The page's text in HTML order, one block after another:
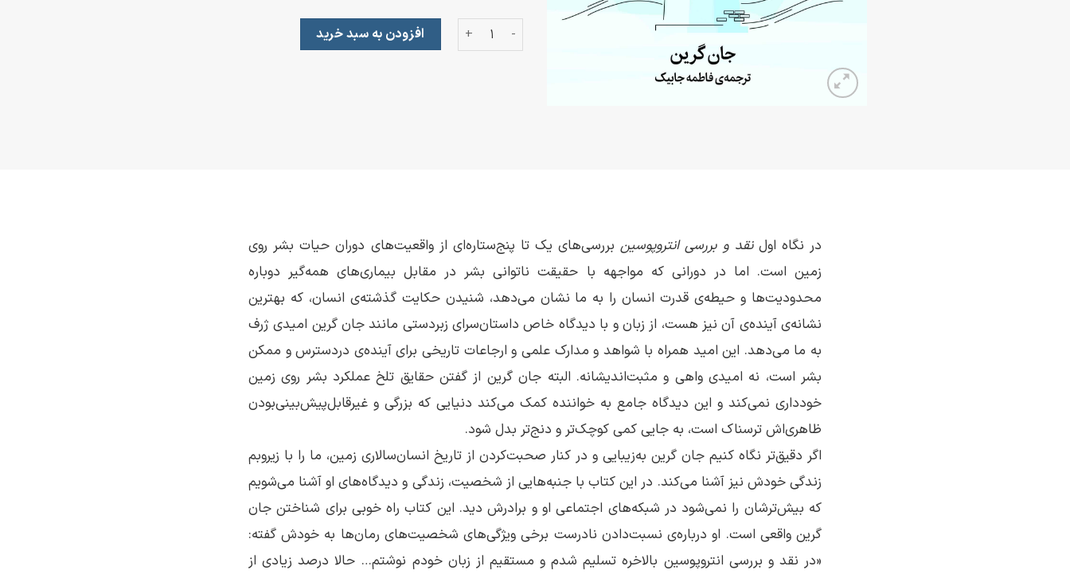
نقد و بررسی انتروپوسین عددافزودن به سبد خرید
در نگاه اولنقد و بررسی انتروپوسینبررسی‌های یک تا پنج‌ستاره‌ای از واقعیت‌های دوران حیات بشر روی
زمین است. اما در دورانی که مواجهه با حقیقت ناتوانی بشر در مقابل بیماری‌های همه‌گیر دوباره
محدودیت‌ها و حیطه‌ی قدرت انسان را به ما نشان می‌دهد، شنیدن حکایت گذشته‌ی انسان، که بهترین
نشانه‌ی آینده‌ی آن نیز هست، از زبان و با دیدگاه خاص داستان‌سرای زبردستی مانند جان گرین امیدی ژرف
به ما می‌دهد. این امید همراه با شواهد و مدارک علمی و ارجاعات تاریخی برای آینده‌ی دردسترس و ممکن
بشر است، نه امیدی واهی و مثبت‌اندیشانه. البته جان گرین از گفتن حقایق تلخ عملکرد بشر روی زمین
خودداری نمی‌کند و این دیدگاه جامع به خواننده کمک می‌کند دنیایی که بزرگی و غیرقابل‌پیش‌بینی‌بودن
ظاهری‌اش ترسناک است، به جایی کمی کوچک‌تر و دنج‌تر بدل شود.
اگر دقیق‌تر نگاه کنیم جان گرین به‌زیبایی و در کنار صحبت‌کردن از تاریخ انسان‌سالاری زمین، ما را با زیروبم
زندگی خودش نیز آشنا می‌کند. در این کتاب با جنبه‌هایی از شخصیت، زندگی و دیدگاه‌های او آشنا می‌شویم
که بیش‌ترشان را نمی‌شود در شبکه‌های اجتماعی او و برادرش دید. این کتاب راه خوبی برای شناختن جان
گرین واقعی است. او درباره‌‌ی نسبت‌دادن نادرست برخی ویژگی‌های شخصیت‌های رمان‌ها به خودش گفته:
«در نقد و بررسی انتروپوسین بالاخره تسلیم شدم و مستقیم از زبان خودم نوشتم… حالا درصد زیادی از